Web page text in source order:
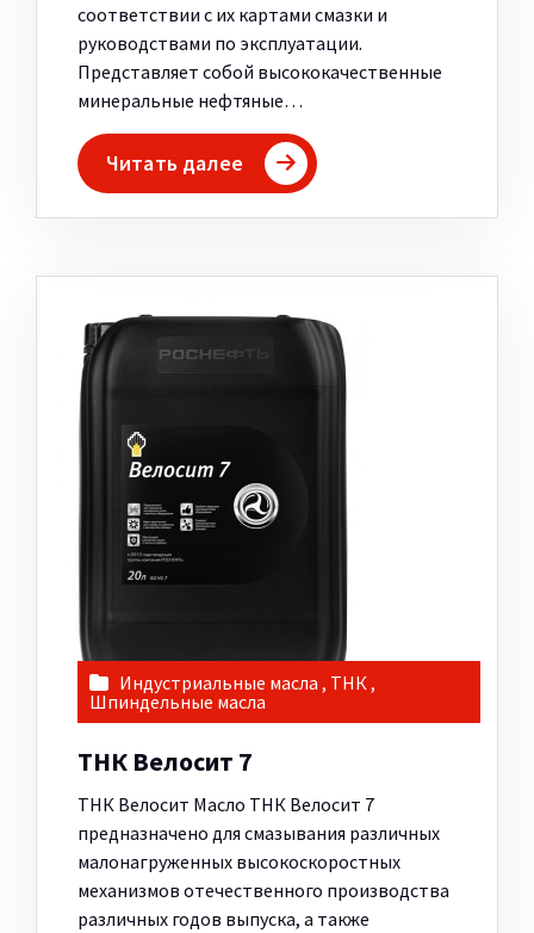
соответствии с их картами смазки и
руководствами по эксплуатации.
Представляет собой высококачественные
минеральные нефтяные…
Читать далее
Индустриальные масла , ТНК,
Шпиндельные масла
ТНК Велосит 7
ТНК Велосит Масло ТНК Велосит 7
предназначено для смазывания различных
малонагруженных высокоскоростных
механизмов отечественного производства
различных годов выпуска, а также